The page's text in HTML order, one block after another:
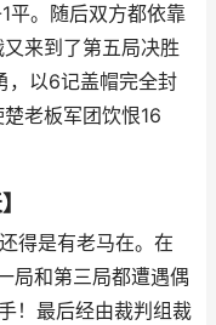
平。随后双方都依靠
来到了第五局决胜
，以6记盖帽完全封
老板军团饮恨16
得是有老马在。在
局和第三局都遭遇偶
！最后经由裁判组裁